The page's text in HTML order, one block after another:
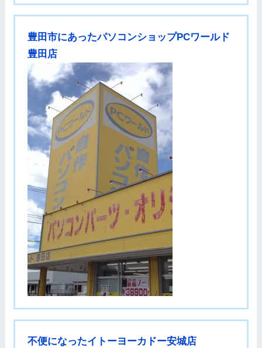
豊田市にあったパソコンショップPCワールド
豊田店
不便になったイトーヨーカドー安城店